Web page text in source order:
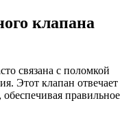
клапана
связана с поломкой
Этот клапан отвечает
обеспечивая правильное